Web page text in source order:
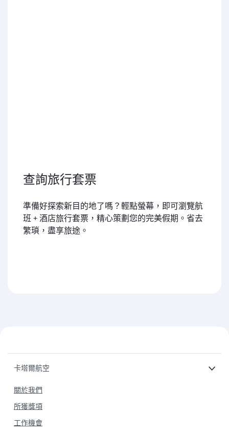
查詢旅行套票
準備好探索新目的地了嗎？輕點螢幕，即可瀏覽航
班 + 酒店旅行套票，精心策劃您的完美假期。省去
繁瑣，盡享旅途。
卡塔爾航空
關於我們
所獲獎項
工作機會